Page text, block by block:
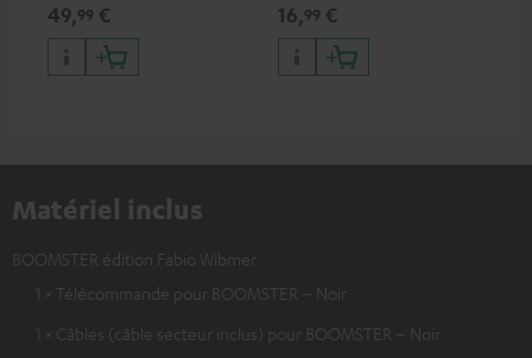
éditions spéciales
BOOMSTER.
49,99 €
audio disposant d’une
connexion jack 3,5-mm,
iPhone, iPad, iPod etc.,
certifié MFI 100% compatible
16,99 €
Matériel inclus
BOOMSTER édition Fabio Wibmer
1 × Télécommande pour BOOMSTER – Noir
1 × Câbles (câble secteur inclus) pour BOOMSTER – Noir